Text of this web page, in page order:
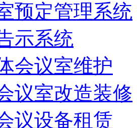
预定管理系统
示系统
会议室维护
议室改造装修
议设备租赁